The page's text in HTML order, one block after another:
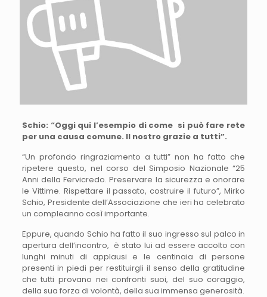
Schio: “Oggi qui l’esempio di come si può fare rete
per una causa comune. Il nostro grazie a tutti”.
“Un profondo ringraziamento a tutti” non ha fatto che
ripetere questo, nel corso del Simposio Nazionale “25
Anni della Fervicredo. Preservare la sicurezza e onorare
le Vittime. Rispettare il passato, costruire il futuro”, Mirko
Schio, Presidente dell’Associazione che ieri ha celebrato
un compleanno così importante.
Eppure, quando Schio ha fatto il suo ingresso sul palco in
apertura dell’incontro, è stato lui ad essere accolto con
lunghi minuti di applausi e le centinaia di persone
presenti in piedi per restituirgli il senso della gratitudine
che tutti provano nei confronti suoi, del suo coraggio,
della sua forza di volontà, della sua immensa generosità.